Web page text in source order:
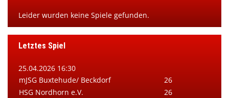
Leider wurden keine Spiele gefunden.
Letztes Spiel
25.04.2026 16:30
mJSG Buxtehude/ Beckdorf
26
HSG Nordhorn e.V.
26